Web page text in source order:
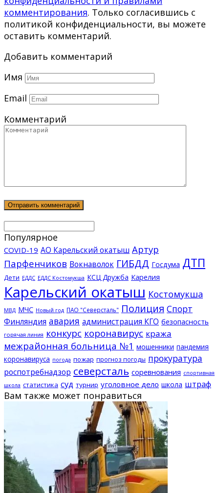
комментирования. Только согласившись с
политикой конфиденциальности, вы можете
оставить комментарий.
Добавить комментарий
Имя
Email
Комментарий
Популярное
COVID-19 АО Карельский окатыш Артур
Парфенчиков Вокнаволок ГИБДД Госдума ДТП
Дети ЕДДС ЕДДС Костомукша КСЦ Дружба Карелия
Карельский окатыш Костомукша
МВД МЧС Новый год ПАО "Северсталь" Полиция Спорт
Финляндия авария администрация КГО безопасность
горячая линия конкурс коронавирус кража
межрайонная больница №1 мошенники пандемия
коронавируса погода пожар прогноз погоды прокуратура
роспотребнадзор северсталь соревнования спортивная
школа статистика суд турнир уголовное дело школа штраф
Вам также может понравиться